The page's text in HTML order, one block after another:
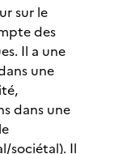
sur le
des
Il a une
une
dans une
sociétal). Il